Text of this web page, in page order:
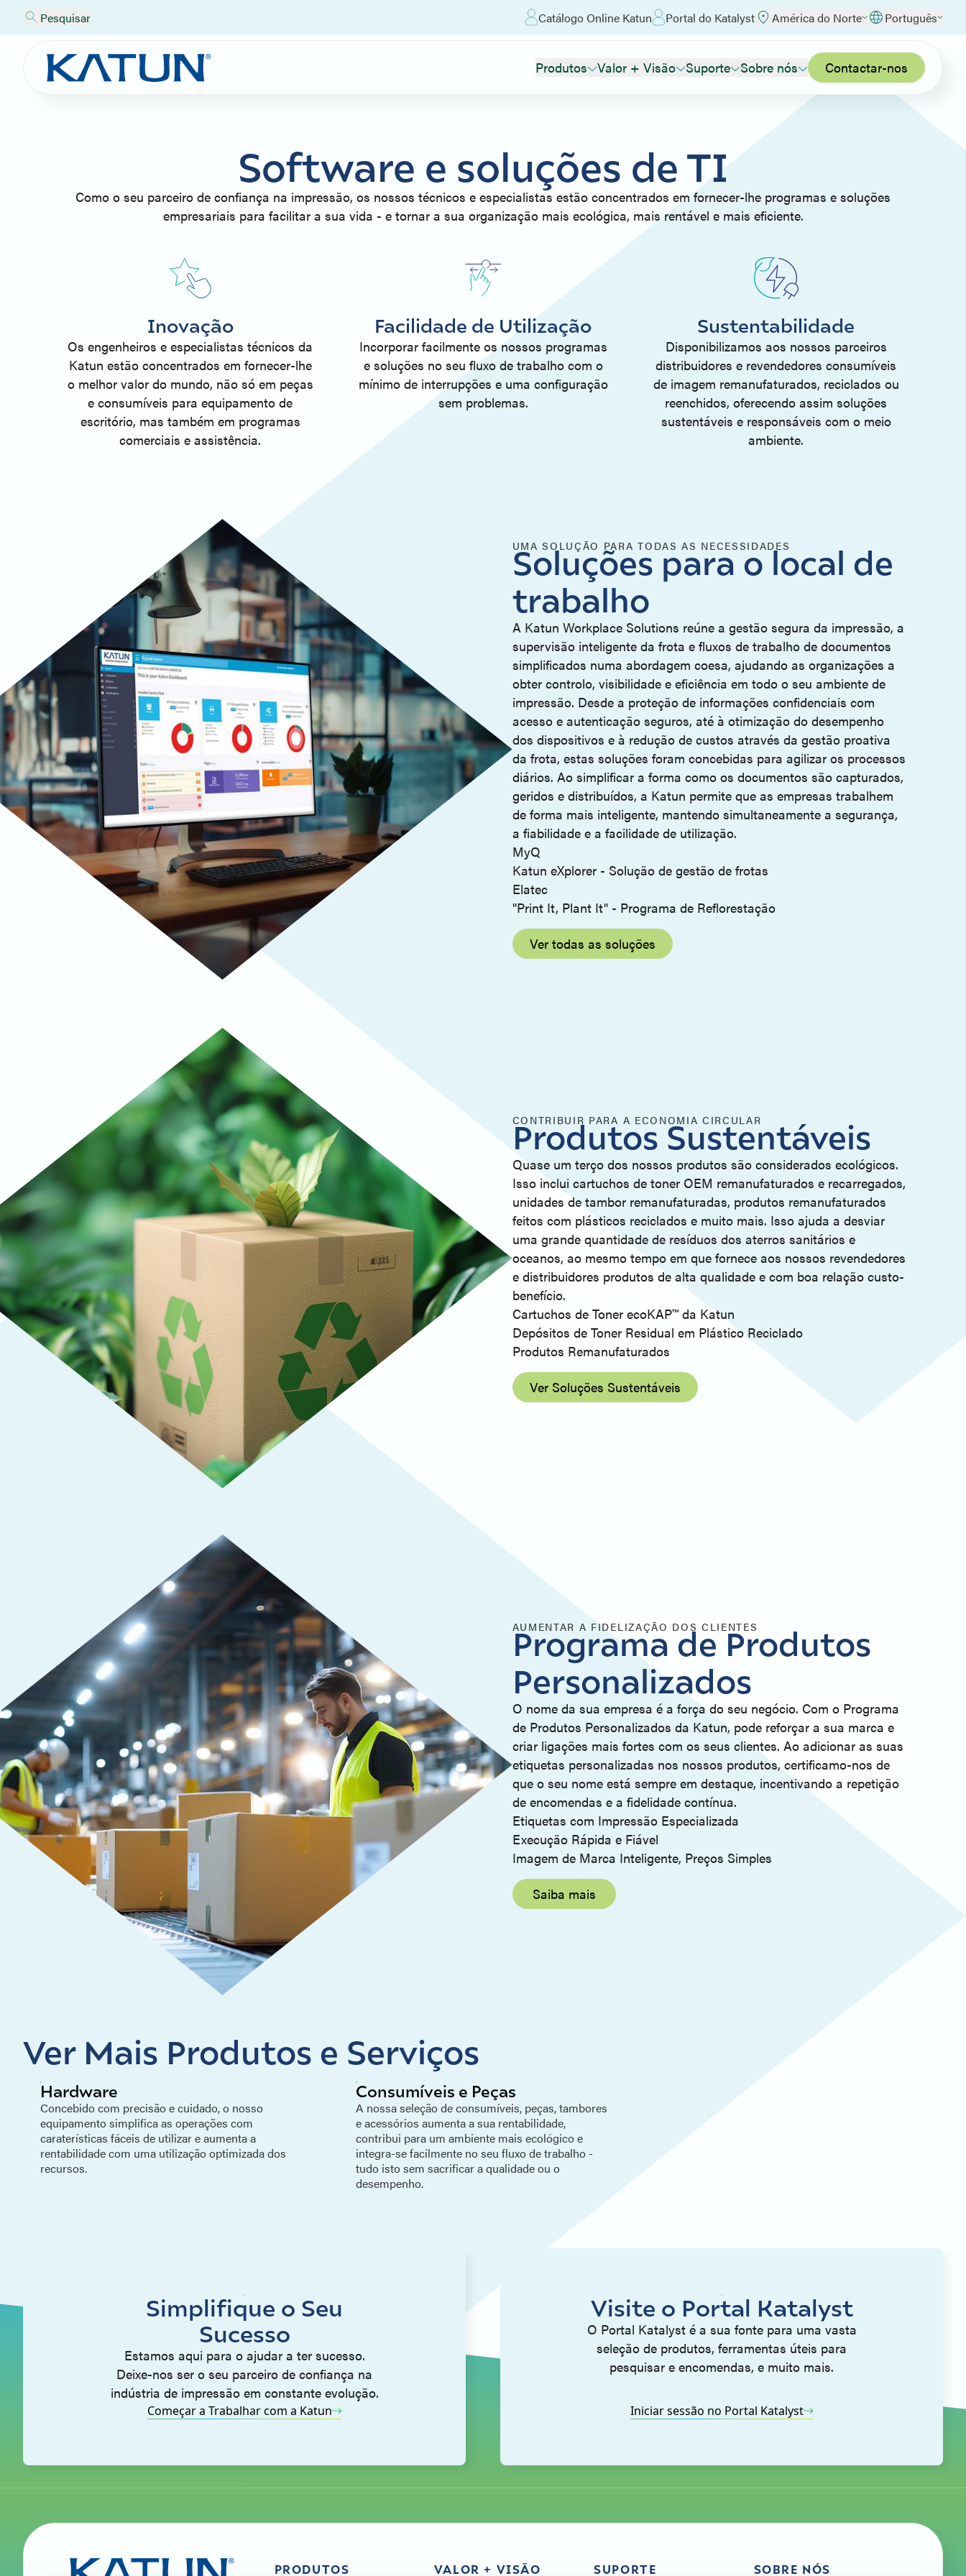
Pesquisar Catálogo Online Katun Portal do Katalyst América do Norte Português
Produtos Valor + Visão Suporte Sobre nós Contactar-nos
Software e soluções de TI
Como o seu parceiro de confiança na impressão, os nossos técnicos e especialistas estão concentrados em fornecer-lhe programas e soluções
empresariais para facilitar a sua vida - e tornar a sua organização mais ecológica, mais rentável e mais eficiente.
Inovação
Os engenheiros e especialistas técnicos da
Katun estão concentrados em fornecer-lhe
o melhor valor do mundo, não só em peças
e consumíveis para equipamento de
escritório, mas também em programas
comerciais e assistência.
Facilidade de Utilização
Incorporar facilmente os nossos programas
e soluções no seu fluxo de trabalho com o
mínimo de interrupções e uma configuração
sem problemas.
Sustentabilidade
Disponibilizamos aos nossos parceiros
distribuidores e revendedores consumíveis
de imagem remanufaturados, reciclados ou
reenchidos, oferecendo assim soluções
sustentáveis e responsáveis com o meio
ambiente.
UMA SOLUÇÃO PARA TODAS AS NECESSIDADES
Soluções para o local de
trabalho
A Katun Workplace Solutions reúne a gestão segura da impressão, a
supervisão inteligente da frota e fluxos de trabalho de documentos
simplificados numa abordagem coesa, ajudando as organizações a
obter controlo, visibilidade e eficiência em todo o seu ambiente de
impressão. Desde a proteção de informações confidenciais com
acesso e autenticação seguros, até à otimização do desempenho
dos dispositivos e à redução de custos através da gestão proativa
da frota, estas soluções foram concebidas para agilizar os processos
diários. Ao simplificar a forma como os documentos são capturados,
geridos e distribuídos, a Katun permite que as empresas trabalhem
de forma mais inteligente, mantendo simultaneamente a segurança,
a fiabilidade e a facilidade de utilização.
MyQ
Katun eXplorer - Solução de gestão de frotas
Elatec
"Print It, Plant It" - Programa de Reflorestação
Ver todas as soluções
CONTRIBUIR PARA A ECONOMIA CIRCULAR
Produtos Sustentáveis
Quase um terço dos nossos produtos são considerados ecológicos.
Isso inclui cartuchos de toner OEM remanufaturados e recarregados,
unidades de tambor remanufaturadas, produtos remanufaturados
feitos com plásticos reciclados e muito mais. Isso ajuda a desviar
uma grande quantidade de resíduos dos aterros sanitários e
oceanos, ao mesmo tempo em que fornece aos nossos revendedores
e distribuidores produtos de alta qualidade e com boa relação custo-
benefício.
Cartuchos de Toner ecoKAP™ da Katun
Depósitos de Toner Residual em Plástico Reciclado
Produtos Remanufaturados
Ver Soluções Sustentáveis
AUMENTAR A FIDELIZAÇÃO DOS CLIENTES
Programa de Produtos
Personalizados
O nome da sua empresa é a força do seu negócio. Com o Programa
de Produtos Personalizados da Katun, pode reforçar a sua marca e
criar ligações mais fortes com os seus clientes. Ao adicionar as suas
etiquetas personalizadas nos nossos produtos, certificamo-nos de
que o seu nome está sempre em destaque, incentivando a repetição
de encomendas e a fidelidade contínua.
Etiquetas com Impressão Especializada
Execução Rápida e Fiável
Imagem de Marca Inteligente, Preços Simples
Saiba mais
Ver Mais Produtos e Serviços
Hardware
Concebido com precisão e cuidado, o nosso
equipamento simplifica as operações com
caraterísticas fáceis de utilizar e aumenta a
rentabilidade com uma utilização optimizada dos
recursos.
Consumíveis e Peças
A nossa seleção de consumíveis, peças, tambores
e acessórios aumenta a sua rentabilidade,
contribui para um ambiente mais ecológico e
integra-se facilmente no seu fluxo de trabalho -
tudo isto sem sacrificar a qualidade ou o
desempenho.
Simplifique o Seu
Sucesso
Estamos aqui para o ajudar a ter sucesso.
Deixe-nos ser o seu parceiro de confiança na
indústria de impressão em constante evolução.
Começar a Trabalhar com a Katun
Visite o Portal Katalyst
O Portal Katalyst é a sua fonte para uma vasta
seleção de produtos, ferramentas úteis para
pesquisar e encomendas, e muito mais.
Iniciar sessão no Portal Katalyst
PRODUTOS VALOR + VISÃO SUPORTE SOBRE NÓS